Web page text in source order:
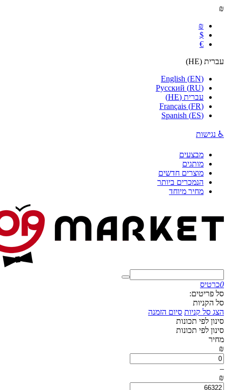
₪
₪
$
€
עברית (
HE
)
English (EN)
Русский (RU)
עברית (
HE
)
Français (FR)
Spanish (ES)
♿ נגישות
מבצעים
מותגים
מוצרים חדשים
הנמכרים ביותר
מחיר מיוחד
0כרטיס
סל פריטים:
סל הקניות
הצג סל קניות סיום הזמנה
סינון לפי תכונות
סינון לפי תכונות
מחיר
₪
–
₪